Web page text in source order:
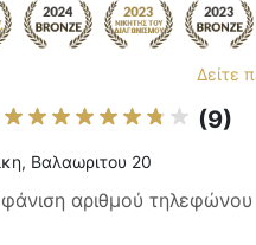
Δείτε
(9)
Βαλαωριτου 20
αριθμού τηλεφώνου